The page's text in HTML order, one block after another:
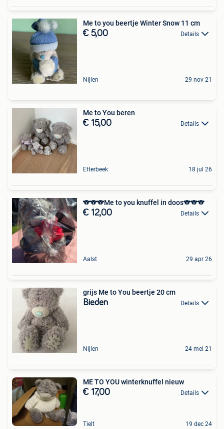
Me to you beertje Winter Snow 11 cm
€ 5,00 Details
Nijlen 29 nov 21
Me to You beren
€ 15,00 Details
Etterbeek 18 jul 26
🐨🐨🐨Me to you knuffel in doos🐨🐨🐨
€ 12,00 Details
Aalst 29 apr 26
grijs Me to You beertje 20 cm
Bieden Details
Nijlen 24 mei 21
ME TO YOU winterknuffel nieuw
€ 17,00 Details
Tielt 19 dec 24